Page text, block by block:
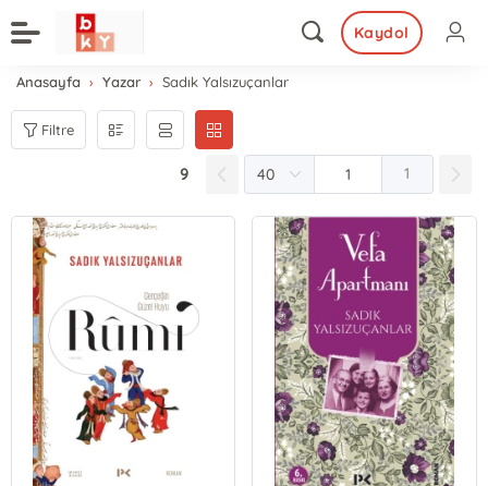
Kaydol
Anasayfa Yazar Sadık Yalsızuçanlar
Filtre
9 1